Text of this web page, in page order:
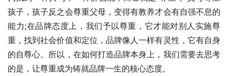
孩子，孩子反之会尊重父母，变得有教养才会有自强不息的
能力;在品牌态度上，我们予以尊重，它才能对别人实施尊
重，找到社会价值和定位，品牌像人一样有灵性，它有自身
的自尊心。所以，在如何打造品牌本身上，我们需要去思考
的是，让尊重成为铸就品牌一生的核心态度。